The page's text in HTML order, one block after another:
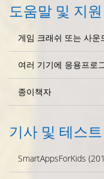
도움말 및 지원
게임 크래쉬 또는 사운
여러 기기에 응용프로
종이책자
기사 및 테스트
SmartAppsForKids